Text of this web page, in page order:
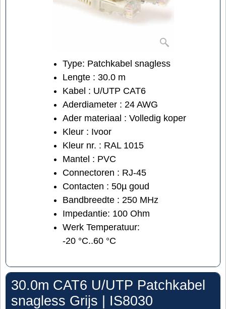
Type: Patchkabel snagless
Lengte : 30.0 m
Kabel : U/UTP CAT6
Aderdiameter : 24 AWG
Ader materiaal : Volledig koper
Kleur : Ivoor
Kleur nr. : RAL 1015
Mantel : PVC
Connectoren : RJ-45
Contacten : 50µ goud
Bandbreedte : 250 MHz
Impedantie: 100 Ohm
Werk Temperatuur:
-20 °C..60 °C
30.0m CAT6 U/UTP Patchkabel
snagless Grijs | IS8030